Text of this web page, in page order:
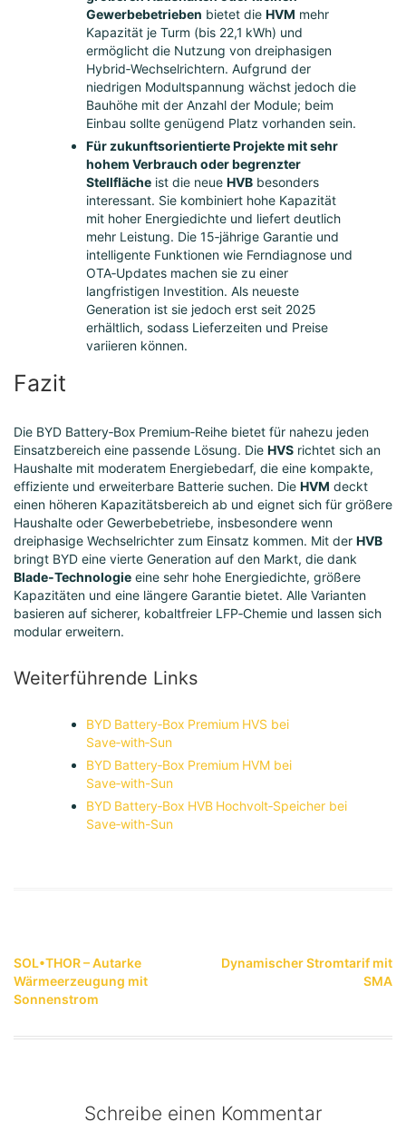
Gewerbebetrieben bietet die HVM mehr
Kapazität je Turm (bis 22,1 kWh) und
ermöglicht die Nutzung von dreiphasigen
Hybrid‑Wechselrichtern. Aufgrund der
niedrigen Modultspannung wächst jedoch die
Bauhöhe mit der Anzahl der Module; beim
Einbau sollte genügend Platz vorhanden sein.
Für zukunftsorientierte Projekte mit sehr
hohem Verbrauch oder begrenzter
Stellfläche ist die neue HVB besonders
interessant. Sie kombiniert hohe Kapazität
mit hoher Energiedichte und liefert deutlich
mehr Leistung. Die 15‑jährige Garantie und
intelligente Funktionen wie Ferndiagnose und
OTA‑Updates machen sie zu einer
langfristigen Investition. Als neueste
Generation ist sie jedoch erst seit 2025
erhältlich, sodass Lieferzeiten und Preise
variieren können.
Fazit
Die BYD Battery‑Box Premium‑Reihe bietet für nahezu jeden
Einsatzbereich eine passende Lösung. Die HVS richtet sich an
Haushalte mit moderatem Energiebedarf, die eine kompakte,
effiziente und erweiterbare Batterie suchen. Die HVM deckt
einen höheren Kapazitätsbereich ab und eignet sich für größere
Haushalte oder Gewerbebetriebe, insbesondere wenn
dreiphasige Wechselrichter zum Einsatz kommen. Mit der HVB
bringt BYD eine vierte Generation auf den Markt, die dank
Blade‑Technologie eine sehr hohe Energiedichte, größere
Kapazitäten und eine längere Garantie bietet. Alle Varianten
basieren auf sicherer, kobaltfreier LFP‑Chemie und lassen sich
modular erweitern.
Weiterführende Links
BYD Battery‑Box Premium HVS bei
Save‑with‑Sun
BYD Battery‑Box Premium HVM bei
Save‑with-Sun
BYD Battery‑Box HVB Hochvolt‑Speicher bei
Save‑with-Sun
Beitragsnavigation
SOL•THOR – Autarke
Wärmeerzeugung mit
Sonnenstrom
Dynamischer Stromtarif mit
SMA
Schreibe einen Kommentar